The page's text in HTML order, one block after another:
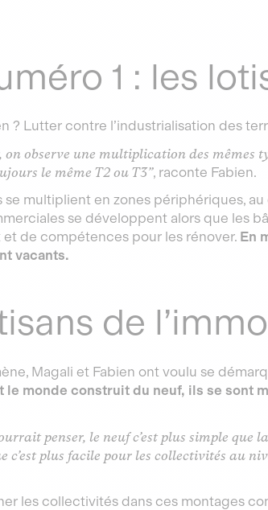
1 : les
? Lutter contre l’industrialisation des
observe une multiplication des mêmes
le même T2 ou T3”, raconte Fabien.
se multiplient en zones périphériques,
se développent alors que les
et de compétences pour les rénover. En
vacants.
de
Magali et Fabien ont voulu se
le monde construit du neuf, ils se sont
penser, le neuf c’est plus simple que
c’est plus facile pour les collectivités au
les collectivités dans ces montages